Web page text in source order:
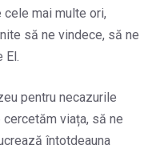
cele mai multe ori,
să ne vindece, să ne
pentru necazurile
viața, să ne
întotdeauna